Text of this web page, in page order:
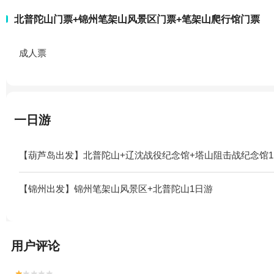
北普陀山门票+锦州笔架山风景区门票+笔架山爬行馆门票
成人票
一日游
【葫芦岛出发】北普陀山+辽沈战役纪念馆+塔山阻击战纪念馆
【锦州出发】锦州笔架山风景区+北普陀山1日游
用户评论